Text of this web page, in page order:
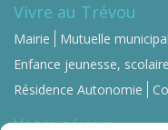
Vivre au Trévou
Mairie Mutuelle
Enfance jeunesse,
Résidence Autonomie
Votre séjour